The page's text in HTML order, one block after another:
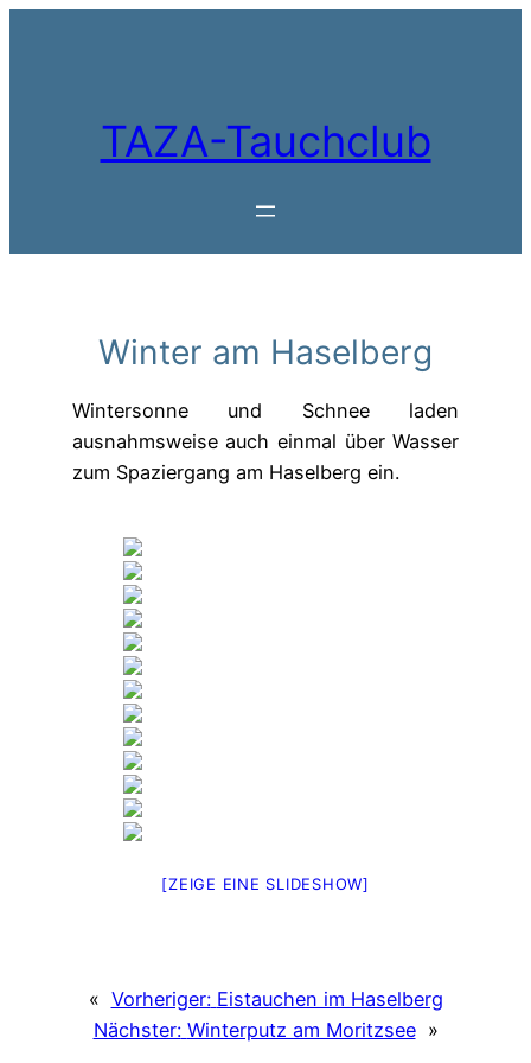
TAZA-Tauchclub
Winter am Haselberg
Wintersonne und Schnee laden
ausnahmsweise auch einmal über Wasser
zum Spaziergang am Haselberg ein.
[ZEIGE EINE SLIDESHOW]
« Vorheriger: Eistauchen im Haselberg
Nächster: Winterputz am Moritzsee »